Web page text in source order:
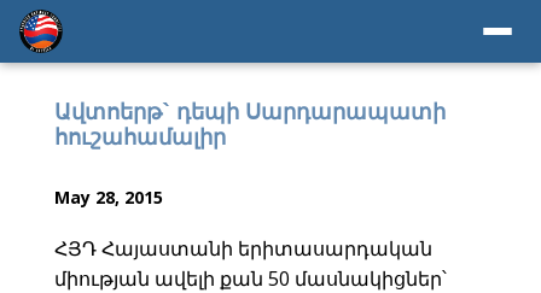
Ավտոերթ` դեպի Սարդարապատի
հուշահամալիր
May 28, 2015
ՀՅԴ Հայաստանի երիտասարդական
միության ավելի քան 50 մասնակիցներ՝